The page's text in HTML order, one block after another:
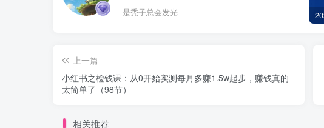
是秃子总会发光
上一篇
小红书之检钱课：从0开始实测每月多赚1.5w起步，赚钱真的
太简单了（98节）
相关推荐